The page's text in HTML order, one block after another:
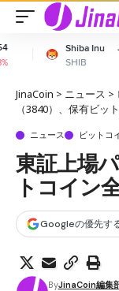
JPY-¥ 0.000738
+1.36%
JinaCoin > ニュース >
（3840）、保有ビッ
ニュース ビットコ
東証上場
トコイン
Googleの優先す
ByJinaCoin編集